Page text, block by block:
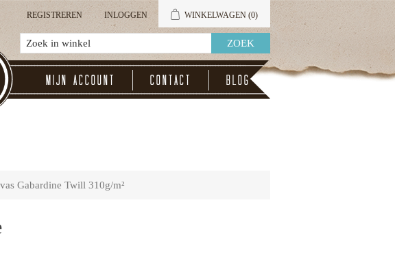
REGISTREREN INLOGGEN WINKELWAGEN (0)
Mijn account Contact Blog
Gabardine Twill 310g/m²